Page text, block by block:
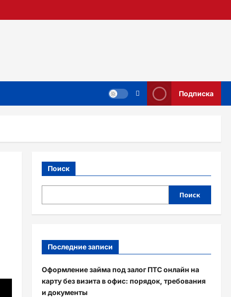
Подписка
Поиск
Поиск
Последние записи
Оформление займа под залог ПТС онлайн на
карту без визита в офис: порядок, требования
и документы